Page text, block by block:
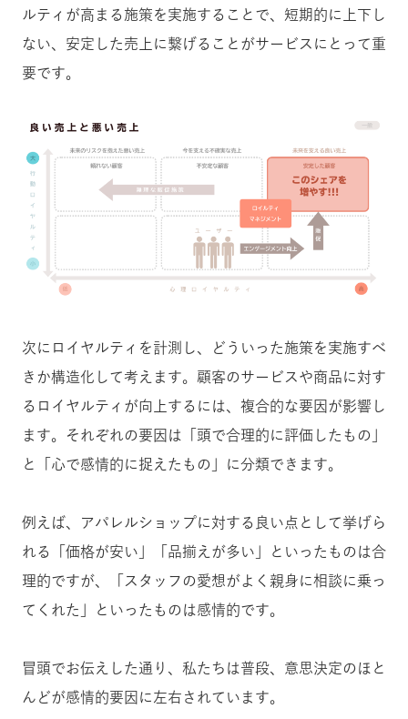
ルティが高まる施策を実施することで、短期的に上下し
ない、安定した売上に繋げることがサービスにとって重
要です。
次にロイヤルティを計測し、どういった施策を実施すべ
きか構造化して考えます。顧客のサービスや商品に対す
るロイヤルティが向上するには、複合的な要因が影響し
ます。それぞれの要因は「頭で合理的に評価したもの」
と「心で感情的に捉えたもの」に分類できます。
例えば、アパレルショップに対する良い点として挙げら
れる「価格が安い」「品揃えが多い」といったものは合
理的ですが、「スタッフの愛想がよく親身に相談に乗っ
てくれた」といったものは感情的です。
冒頭でお伝えした通り、私たちは普段、意思決定のほと
んどが感情的要因に左右されています。